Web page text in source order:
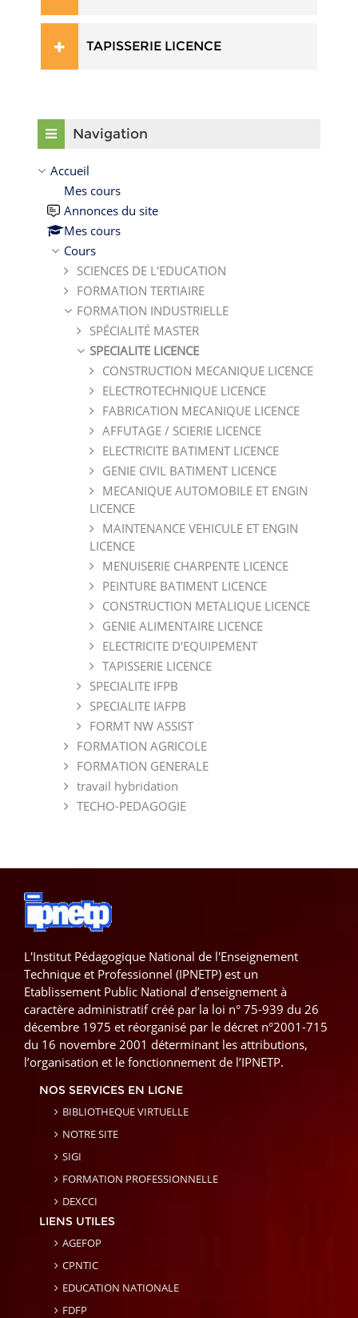
TAPISSERIE LICENCE
Navigation
Accueil
Mes cours
Annonces du site
Mes cours
Cours
SCIENCES DE L'EDUCATION
FORMATION TERTIAIRE
FORMATION INDUSTRIELLE
SPÉCIALITÉ MASTER
SPECIALITE LICENCE
CONSTRUCTION MECANIQUE LICENCE
ELECTROTECHNIQUE LICENCE
FABRICATION MECANIQUE LICENCE
AFFUTAGE / SCIERIE LICENCE
ELECTRICITE BATIMENT LICENCE
GENIE CIVIL BATIMENT LICENCE
MECANIQUE AUTOMOBILE ET ENGIN
LICENCE
MAINTENANCE VEHICULE ET ENGIN
LICENCE
MENUISERIE CHARPENTE LICENCE
PEINTURE BATIMENT LICENCE
CONSTRUCTION METALIQUE LICENCE
GENIE ALIMENTAIRE LICENCE
ELECTRICITE D'EQUIPEMENT
TAPISSERIE LICENCE
SPECIALITE IFPB
SPECIALITE IAFPB
FORMT NW ASSIST
FORMATION AGRICOLE
FORMATION GENERALE
travail hybridation
TECHO-PEDAGOGIE
L'Institut Pédagogique National de l'Enseignement
Technique et Professionnel (IPNETP) est un
Etablissement Public National d’enseignement à
caractère administratif créé par la loi n° 75-939 du 26
décembre 1975 et réorganisé par le décret n°2001-715
du 16 novembre 2001 déterminant les attributions,
l’organisation et le fonctionnement de l’IPNETP.
NOS SERVICES EN LIGNE
BIBLIOTHEQUE VIRTUELLE
NOTRE SITE
SIGI
FORMATION PROFESSIONNELLE
DEXCCI
LIENS UTILES
AGEFOP
CPNTIC
EDUCATION NATIONALE
FDFP